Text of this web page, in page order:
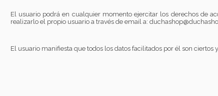
El usuario podrá en cualquier momento ejercitar los derechos de
realizarlo el propio usuario a través de email a:
El usuario manifiesta que todos los datos facilitados por él son